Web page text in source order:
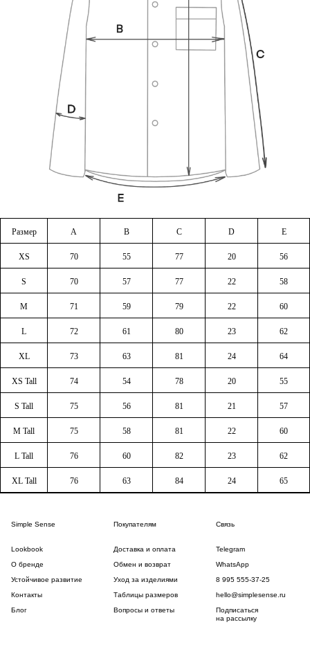
Размер A B C D E
XS 70 55 77 20 56
S 70 57 77 22 58
M 71 59 79 22 60
L 72 61 80 23 62
XL 73 63 81 24 64
XS Tall 74 54 78 20 55
S Tall 75 56 81 21 57
M Tall 75 58 81 22 60
L Tall 76 60 82 23 62
XL Tall 76 63 84 24 65
Simple Sense Покупателям Связь
Lookbook
О бренде
Устойчивое развитие
Контакты
Блог
Доставка и оплата
Обмен и возврат
Уход за изделиями
Таблицы размеров
Вопросы и ответы
Telegram
WhatsApp
8 995 555-37-25
Подписаться
на рассылку
hello@simplesense.ru